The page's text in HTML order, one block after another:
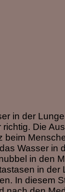
in der
Die
Wasser in
in den
in
In diesem